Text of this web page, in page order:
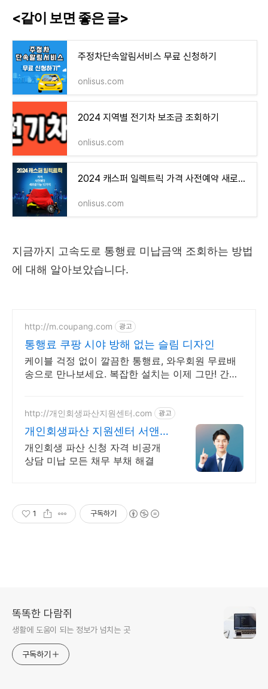
<같이 보면 좋은 글>
주정차단속알림서비스 무료 신청하기
onlisus.com
2024 지역별 전기차 보조금 조회하기
onlisus.com
2024 캐스퍼 일렉트릭 가격 사전예약 새로운기능 12가지 알아보기
onlisus.com
지금까지 고속도로 통행료 미납금액 조회하는 방법
에 대해 알아보았습니다.
http://m.coupang.com 광고
통행료 쿠팡 시야 방해 없는 슬림 디자인
케이블 걱정 없이 깔끔한 통행료, 와우회원 무료배
송으로 만나보세요. 복잡한 설치는 이제 그만! 간편
http://개인회생파산지원센터.com 광고
개인회생파산 지원센터 서앤율
빚탕감 모든 부채 해결
개인회생 파산 신청 자격 비공개
상담 미납 모든 채무 부채 해결
1 구독하기
똑똑한 다람쥐
생활에 도움이 되는 정보가 넘치는 곳
구독하기